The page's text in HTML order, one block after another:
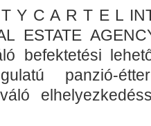
Y C A R T E L
ESTATE
befektetési
panzió-